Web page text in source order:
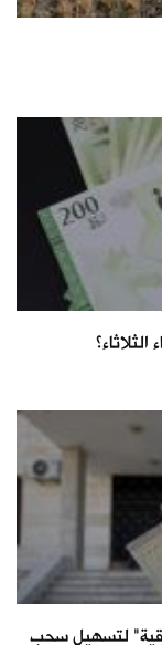
لتسهيل سحب